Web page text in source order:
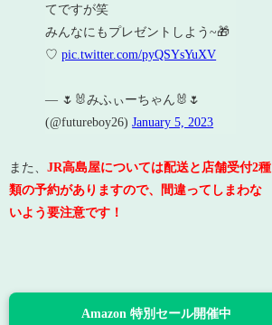
てですが笑
みんなにもプレゼントしよう~🎁
♡pic.twitter.com/pyQSYsYuXV
— 🌷🐰みふぃーちゃん🐰🌷
(@futureboy26)January 5, 2023
また、JR高島屋については配送と店舗受付2種
類の予約がありますので、間違ってしまわな
いよう要注意です！
Amazon 特別セール開催中